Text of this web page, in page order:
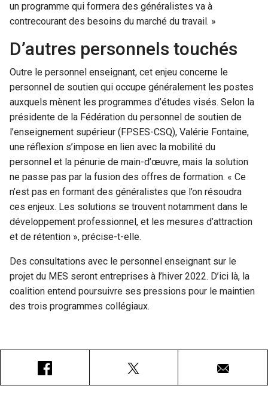
un programme qui formera des généralistes va à
contrecourant des besoins du marché du travail. »
D’autres personnels touchés
Outre le personnel enseignant, cet enjeu concerne le
personnel de soutien qui occupe généralement les postes
auxquels mènent les programmes d’études visés. Selon la
présidente de la Fédération du personnel de soutien de
l’enseignement supérieur (FPSES-CSQ), Valérie Fontaine,
une réflexion s’impose en lien avec la mobilité du
personnel et la pénurie de main-d’œuvre, mais la solution
ne passe pas par la fusion des offres de formation. « Ce
n’est pas en formant des généralistes que l’on résoudra
ces enjeux. Les solutions se trouvent notamment dans le
développement professionnel, et les mesures d’attraction
et de rétention », précise-t-elle.
Des consultations avec le personnel enseignant sur le
projet du MES seront entreprises à l’hiver 2022. D’ici là, la
coalition entend poursuivre ses pressions pour le maintien
des trois programmes collégiaux.
Courriel